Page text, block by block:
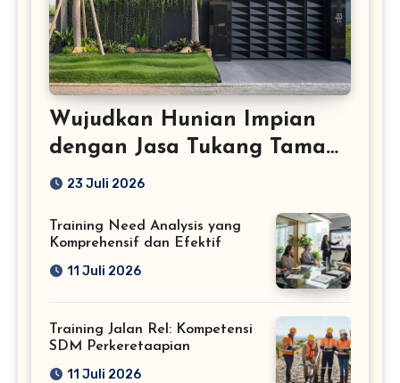
Wujudkan Hunian Impian
dengan Jasa Tukang Taman
Profesional
23 Juli 2026
Training Need Analysis yang
Komprehensif dan Efektif
11 Juli 2026
Training Jalan Rel: Kompetensi
SDM Perkeretaapian
11 Juli 2026